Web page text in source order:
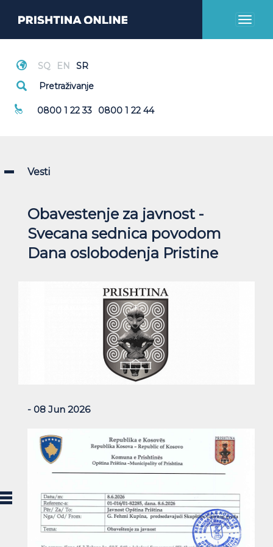
Toggle
Hitni Pozivi
0800 1 22 33 0800 1 22 44
Vesti
Obavestenje za javnost -
Svecana sednica povodom
Dana oslobodenja Pristine
- 08 Jun 2026